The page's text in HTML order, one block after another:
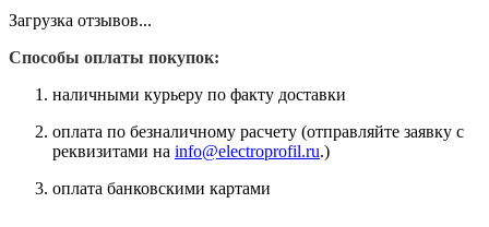
Загрузка отзывов...
Способы оплаты покупок:
наличными курьеру по факту доставки
оплата по безналичному расчету (отправляйте заявку с
реквизитами на info@electroprofil.ru.)
оплата банковскими картами